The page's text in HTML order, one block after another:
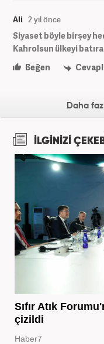
Ali 2 yıl önce
Siyaset böyle birşey
Kahrolsun ülkeyi
Beğen
Daha
İLGİNİZİ
Sıfır Atık
çizildi
Haber7